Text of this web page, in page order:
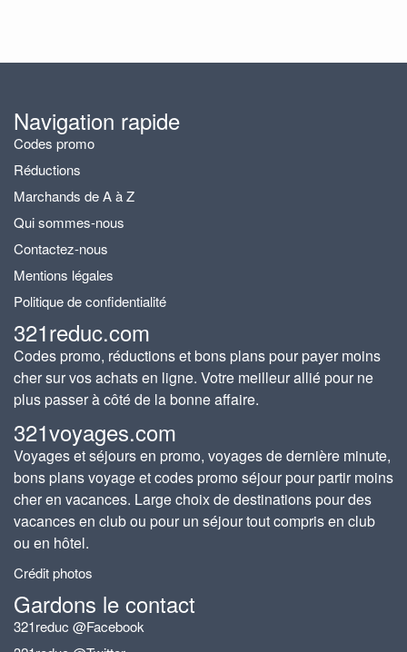
Navigation rapide
Codes promo
Réductions
Marchands de A à Z
Qui sommes-nous
Contactez-nous
Mentions légales
Politique de confidentialité
321reduc.com
Codes promo, réductions et bons plans pour payer moins
cher sur vos achats en ligne. Votre meilleur allié pour ne
plus passer à côté de la bonne affaire.
321voyages.com
Voyages et séjours en promo, voyages de dernière minute,
bons plans voyage et codes promo séjour pour partir moins
cher en vacances. Large choix de destinations pour des
vacances en club ou pour un séjour tout compris en club
ou en hôtel.
Crédit photos
Gardons le contact
321reduc @Facebook